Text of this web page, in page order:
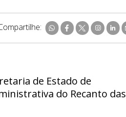
de Estado de
do Recanto das